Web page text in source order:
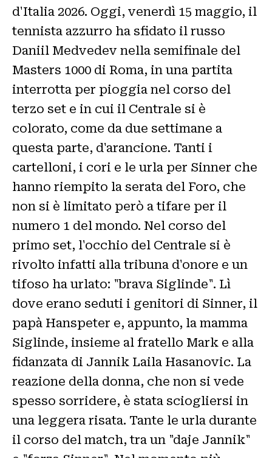
d'Italia 2026. Oggi, venerdì 15 maggio, il
tennista azzurro ha sfidato il russo
Daniil Medvedev nella semifinale del
Masters 1000 di Roma, in una partita
interrotta per pioggia nel corso del
terzo set e in cui il Centrale si è
colorato, come da due settimane a
questa parte, d'arancione. Tanti i
cartelloni, i cori e le urla per Sinner che
hanno riempito la serata del Foro, che
non si è limitato però a tifare per il
numero 1 del mondo. Nel corso del
primo set, l'occhio del Centrale si è
rivolto infatti alla tribuna d'onore e un
tifoso ha urlato: "brava Siglinde". Lì
dove erano seduti i genitori di Sinner, il
papà Hanspeter e, appunto, la mamma
Siglinde, insieme al fratello Mark e alla
fidanzata di Jannik Laila Hasanovic. La
reazione della donna, che non si vede
spesso sorridere, è stata sciogliersi in
una leggera risata. Tante le urla durante
il corso del match, tra un "daje Jannik"